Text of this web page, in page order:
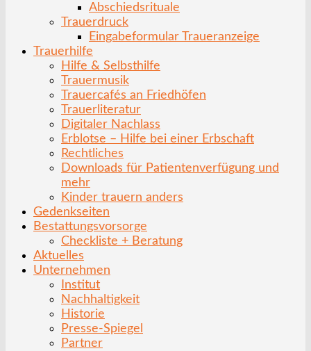
Abschiedsrituale
Trauerdruck
Eingabeformular Traueranzeige
Trauerhilfe
Hilfe & Selbsthilfe
Trauermusik
Trauercafés an Friedhöfen
Trauerliteratur
Digitaler Nachlass
Erblotse – Hilfe bei einer Erbschaft
Rechtliches
Downloads für Patientenverfügung und
mehr
Kinder trauern anders
Gedenkseiten
Bestattungsvorsorge
Checkliste + Beratung
Aktuelles
Unternehmen
Institut
Nachhaltigkeit
Historie
Presse-Spiegel
Partner